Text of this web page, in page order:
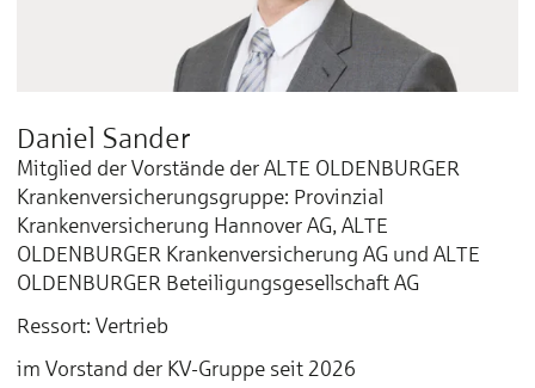
Daniel Sander
Mitglied der Vorstände der ALTE OLDENBURGER
Krankenversicherungsgruppe: Provinzial
Krankenversicherung Hannover AG, ALTE
OLDENBURGER Krankenversicherung AG und ALTE
OLDENBURGER Beteiligungsgesellschaft AG
Ressort: Vertrieb
im Vorstand der KV-Gruppe seit 2026